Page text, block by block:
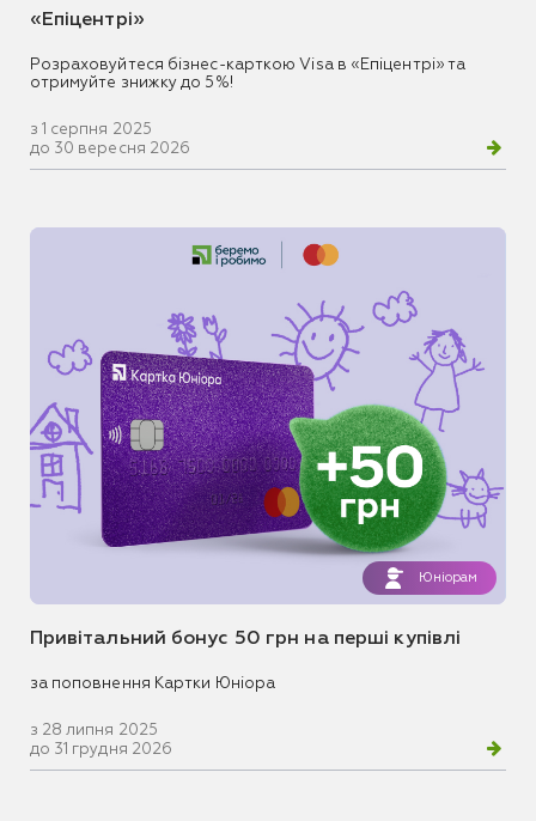
«Епіцентрі»
Розраховуйтеся бізнес-карткою Visa в «Епіцентрі» та
отримуйте знижку до 5%!
з 1 серпня 2025
до 30 вересня 2026
Юніорам
Привітальний бонус 50 грн на перші купівлі
за поповнення Картки Юніора
з 28 липня 2025
до 31 грудня 2026